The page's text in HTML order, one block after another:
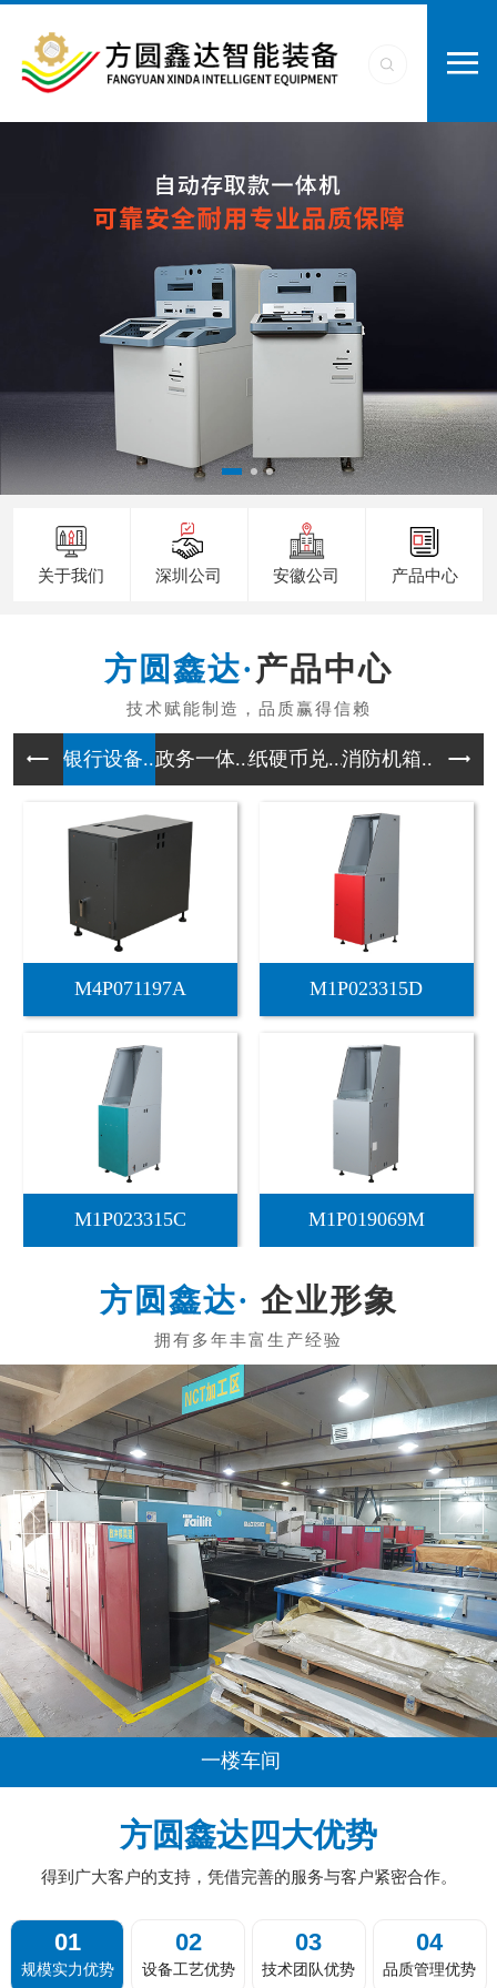
关于我们 深圳公司 安徽公司 产品中心
产品中心
银行设备...政务一体...纸硬币兑...消防机箱... 户外
FYX-027 FYX-020
企业形象
一楼车间
方圆鑫达四大优势
得到广大客户的支持，凭借完善的服务与客户紧密合作。
01
规模实力优势
02
设备工艺优势
03
技术团队优势
04
品质管理优势